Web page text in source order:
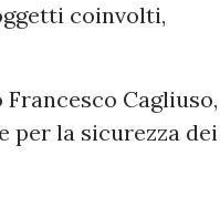
coinvolti,
Cagliuso,
per la sicurezza dei